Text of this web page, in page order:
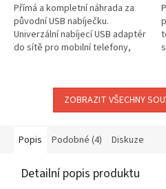
Přímá a kompletní náhrada za
původní USB nabíječku.
Univerzální nabíjecí USB adaptér
do sítě pro mobilní telefony,
ZOBRAZIT VŠECHNY
Popis Podobné (4) Diskuze
Detailní popis produktu